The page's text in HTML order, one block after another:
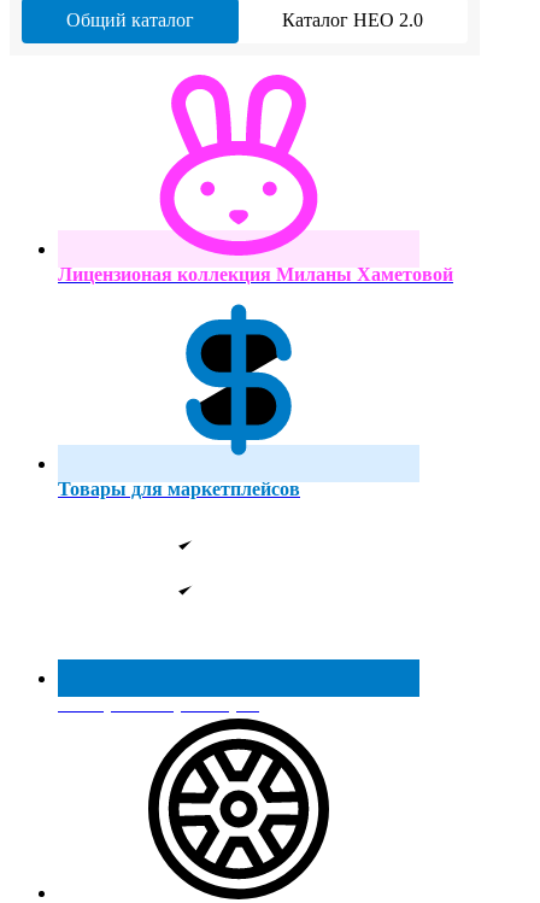
Общий каталог Каталог НЕО 2.0
Лицензионая коллекция Миланы Хаметовой
Товары для маркетплейсов
Реестр МинПромТорга